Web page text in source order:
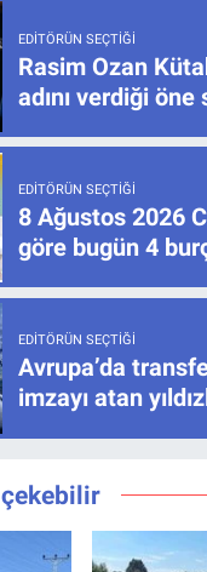
EDITÖRÜN SEÇTIĞI
Rasim Ozan
adını verdiği öne
EDITÖRÜN SEÇTIĞI
8 Ağustos 2026
göre bugün 4
EDITÖRÜN SEÇTIĞI
Avrupa’da
imzayı atan